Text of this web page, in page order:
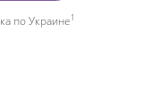
по Украине1